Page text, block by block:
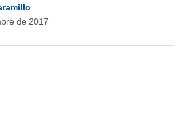
de 2017